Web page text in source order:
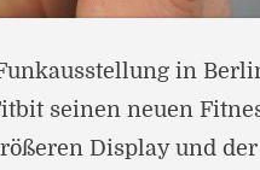
in
seinen neuen
Display und